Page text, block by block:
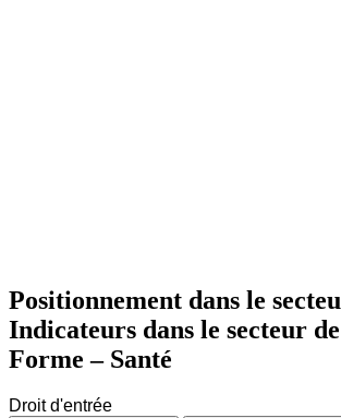
Positionnement dans le
Indicateurs dans le secteur de
Forme – Santé